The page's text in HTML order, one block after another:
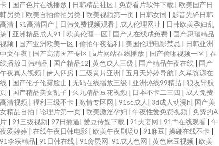
卡 | 国产色片在线播放 | 日韩精品社区 | 免费看片软件下载 | 欧美国产日
韩另类 | 欧美自拍偷拍另类 | 欧美视频第一页 | 日韩女同 | 影音先锋日韩
高清 | 91高清国产 | 日韩免费视频观看 | 成人伦理网址 | 日韩欧美孕妇乱
搞 | 亚洲精品成人91 | 欧美伦理一区 | 国产人在线成免费 | 国产思瑞精品
视频 | 国产亚洲欧美一区 | 偷拍午夜福利 | 美国伦理电影禁忌 | 日韩亚洲
中文午夜 | 国产高清国产专区 | a片网站在线播放 | 国产偷啪视频一区 | 在
线播放日韩精品 | 国产精品12| 黄色成人三级 | 国产精品午夜在线 | 国产
午夜真人视频 | 伊人四房 | 三级黄片亚洲 | 五月天婷婷导航 | 久草资源在
线 | 国产伦子伦露脸山 | 无码在线播放三级 | 亚洲热线99精品 | 狼友导航
页 | 国产精品美女乱子 | 久九精品豆花视频 | 日本不卡二三四 | 成人免费
高清视频 | 福利三级不卡 | 激情专区网 | 91se成人 | 3d成人动漫h| 国产美
女精品自拍 | 论理片第一页 | 欧美激淫孕妇 | 午夜性爱免费视频 | 免费的A
片 | 91三级视频| 97日插逼| 爱豆传媒下载 | 91夫妻网 | 91艹在线观看 | 午
夜爱婷婷 | 在线午夜日韩电影 | 欧美午夜剧场0 | 91麻豆| 操碰在线不卡 |
91李宗精品| 91日韩在线 | 91肏屄网| 91成人色网 | 黄色麻豆视频 | 欧美